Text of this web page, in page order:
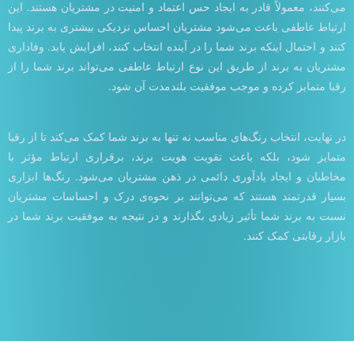
می‌کنند، معمولاً قادر به ایجاد حس اعتماد و امنیت در مشتریان هستند. این
ارتباط عاطفی باعث می‌شود مشتریان احساس نزدیکی بیشتری به برند پیدا
کنند و احتمال اینکه برند شما را در آینده انتخاب کنند، افزایش یابد. وفاداری
مشتریان به برند از طریق این نوع ارتباط عاطفی می‌تواند برند شما را از
رقبا متمایز کرده و موجب موفقیت بلندمدت آن شود.
در نهایت، انتخاب رنگ‌های مناسب نه تنها به برند شما کمک می‌کند تا از رقبا
متمایز شود، بلکه باعث تقویت هویت برند، برقراری ارتباط مؤثر با
مخاطبان و ایجاد یادآوری دائمی در ذهن مشتریان می‌شود. رنگ‌ها ابزاری
بسیار قدرتمند هستند که می‌توانند بر نحوه‌ی درک و احساسات مشتریان
نسبت به برند شما تأثیر زیادی بگذارند و در نتیجه به موفقیت برند شما در
بازار رقابتی کمک کنند.